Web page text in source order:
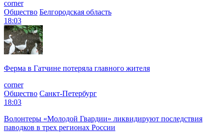
corner
Общество Белгородская область
18:03
Ферма в Гатчине потеряла главного жителя
corner
Общество Санкт-Петербург
18:03
Волонтеры «Молодой Гвардии» ликвидируют последствия
паводков в трех регионах России